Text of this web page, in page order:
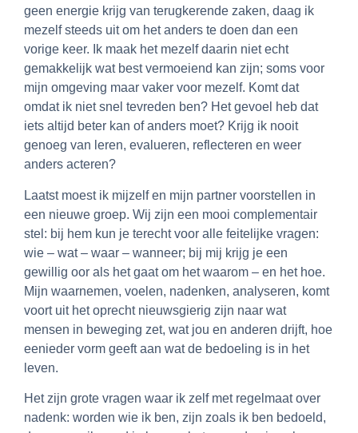
geen energie krijg van terugkerende zaken, daag ik
mezelf steeds uit om het anders te doen dan een
vorige keer. Ik maak het mezelf daarin niet echt
gemakkelijk wat best vermoeiend kan zijn; soms voor
mijn omgeving maar vaker voor mezelf. Komt dat
omdat ik niet snel tevreden ben? Het gevoel heb dat
iets altijd beter kan of anders moet? Krijg ik nooit
genoeg van leren, evalueren, reflecteren en weer
anders acteren?
Laatst moest ik mijzelf en mijn partner voorstellen in
een nieuwe groep. Wij zijn een mooi complementair
stel: bij hem kun je terecht voor alle feitelijke vragen:
wie – wat – waar – wanneer; bij mij krijg je een
gewillig oor als het gaat om het waarom – en het hoe.
Mijn waarnemen, voelen, nadenken, analyseren, komt
voort uit het oprecht nieuwsgierig zijn naar wat
mensen in beweging zet, wat jou en anderen drijft, hoe
eenieder vorm geeft aan wat de bedoeling is in het
leven.
Het zijn grote vragen waar ik zelf met regelmaat over
nadenk: worden wie ik ben, zijn zoals ik ben bedoeld,